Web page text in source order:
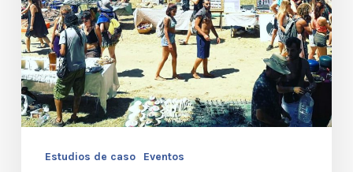
Estudios de caso Eventos